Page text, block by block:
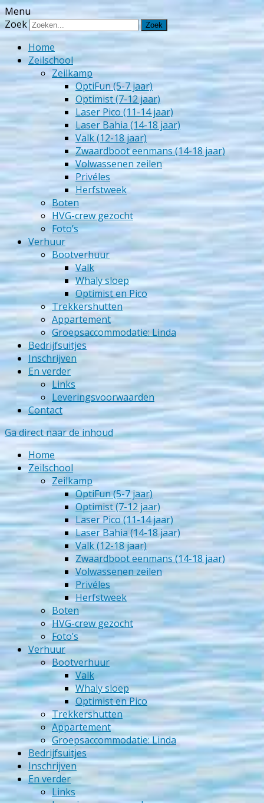
Zeilschool Het Veerse Gat
Menu
Zoek
Home
Zeilschool
Zeilkamp
OptiFun (5-7 jaar)
Optimist (7-12 jaar)
Laser Pico (11-14 jaar)
Laser Bahia (14-18 jaar)
Valk (12-18 jaar)
Zwaardboot eenmans (14-18 jaar)
Volwassenen zeilen
Privéles
Herfstweek
Boten
HVG-crew gezocht
Foto’s
Verhuur
Bootverhuur
Valk
Whaly sloep
Optimist en Pico
Trekkershutten
Appartement
Groepsaccommodatie: Linda
Bedrijfsuitjes
Inschrijven
En verder
Links
Leveringsvoorwaarden
Contact
Ga direct naar de inhoud
Home
Zeilschool
Zeilkamp
OptiFun (5-7 jaar)
Optimist (7-12 jaar)
Laser Pico (11-14 jaar)
Laser Bahia (14-18 jaar)
Valk (12-18 jaar)
Zwaardboot eenmans (14-18 jaar)
Volwassenen zeilen
Privéles
Herfstweek
Boten
HVG-crew gezocht
Foto’s
Verhuur
Bootverhuur
Valk
Whaly sloep
Optimist en Pico
Trekkershutten
Appartement
Groepsaccommodatie: Linda
Bedrijfsuitjes
Inschrijven
En verder
Links